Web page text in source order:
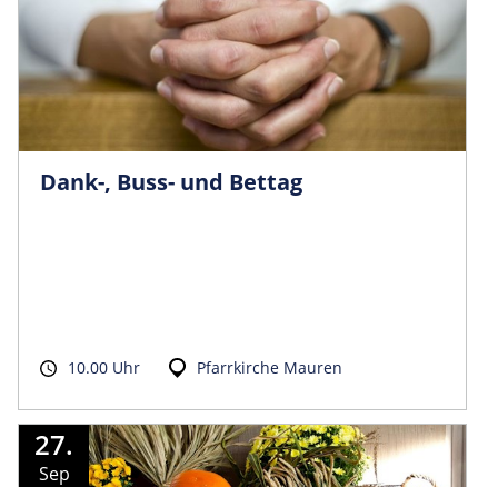
Dank-, Buss- und Bettag
10.00 Uhr Pfarrkirche Mauren
27.
Sep